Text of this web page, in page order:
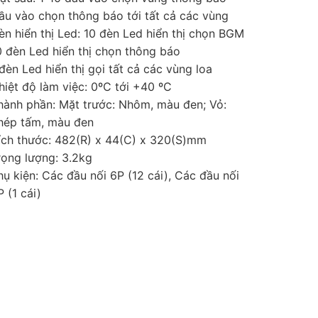
vào chọn thông báo tới tất cả các vùng
hiển thị Led: 10 đèn Led hiển thị chọn BGM
đèn Led hiển thị chọn thông báo
Led hiển thị gọi tất cả các vùng loa
độ làm việc: 0ºC tới +40 ºC
phần: Mặt trước: Nhôm, màu đen; Vỏ:
tấm, màu đen
thước: 482(R) x 44(C) x 320(S)mm
lượng: 3.2kg
kiện: Các đầu nối 6P (12 cái), Các đầu nối
(1 cái)